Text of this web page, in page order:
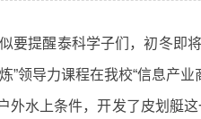
醒泰科学子们，初冬即将
领导力课程在我校“信息产
水上条件，开发了皮划艇